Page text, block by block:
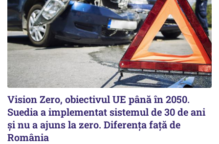
Vision Zero, obiectivul UE până în 2050.
Suedia a implementat sistemul de 30 de ani
şi nu a ajuns la zero. Diferenţa faţă de
România